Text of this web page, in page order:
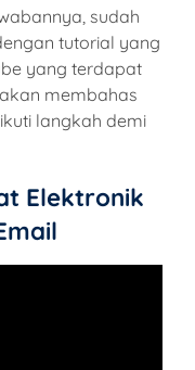
sudah
tutorial yang
yang terdapat
membahas
langkah demi
Elektronik